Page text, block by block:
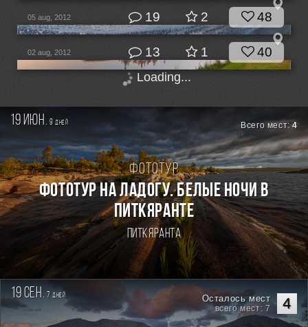
05 aug, 2012 19 2 48
02 aug, 2012 13 1 40
Loading...
19 июн. 9дней Всего мест:4
Фототур
Фототур на Ладогу. Белые ночи в
Питкяранте
Питкяранта
19 сен. 7дней 4
Осталось мест
всего мест: 7